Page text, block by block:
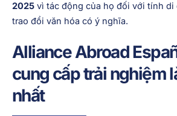
2025 vì tác động của họ đối với tính di
trao đổi văn hóa có ý nghĩa.
Alliance Abroad
cung cấp trải nghiệm
nhất